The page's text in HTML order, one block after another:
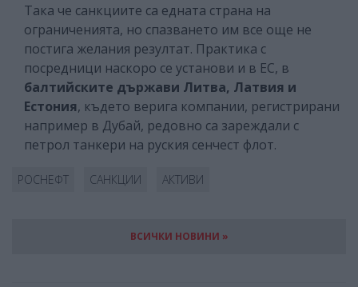
Така че санкциите са едната страна на
ограниченията, но спазването им все още не
постига желания резултат. Практика с
посредници наскоро се установи и в ЕС, в
балтийските държави Литва, Латвия и
Естония, където верига компании, регистрирани
например в Дубай, редовно са зареждали с
петрол танкери на руския сенчест флот.
РОСНЕФТ САНКЦИИ АКТИВИ
ВСИЧКИ НОВИНИ »